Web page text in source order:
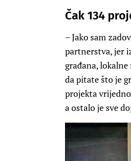
Čak 134
– Jako sam
partnerstva, jer
građana,
da pitate što je
projekta
a ostalo je sve